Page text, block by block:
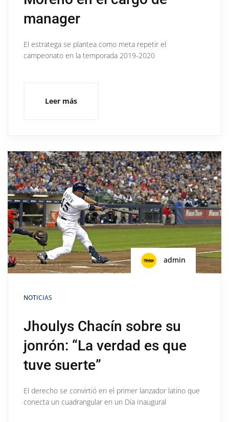
manager
El estratega se plantea como meta repetir el
campeonato en la temporada 2019-2020
Leer más
admin
NOTICIAS
Jhoulys Chacín sobre su
jonrón: “La verdad es que
tuve suerte”
El derecho se convirtió en el primer lanzador latino que
conecta un cuadrangular en un Día Inaugural